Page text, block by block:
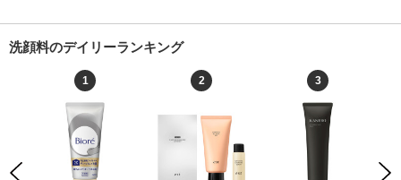
洗顔料のデイリーランキング
Previous
1 2 3
Next